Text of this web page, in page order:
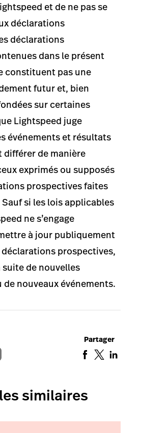
et de ne pas se
déclarations
déclarations
dans le présent
constituent pas une
futur et, bien
sur certaines
Lightspeed juge
événements et résultats
différer de manière
exprimés ou supposés
prospectives faites
si les lois applicables
ne s’engage
à jour publiquement
déclarations prospectives,
de nouvelles
nouveaux événements.
Partager
similaires